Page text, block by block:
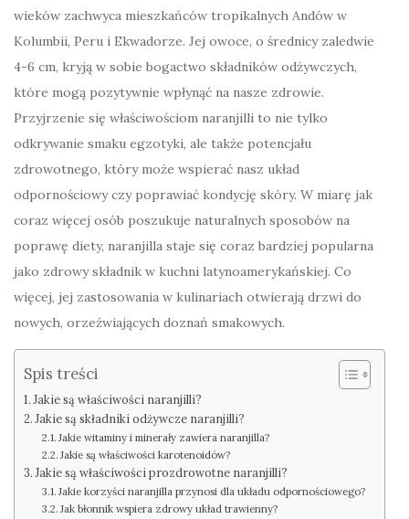
wieków zachwyca mieszkańców tropikalnych Andów w
Kolumbii, Peru i Ekwadorze. Jej owoce, o średnicy zaledwie
4-6 cm, kryją w sobie bogactwo składników odżywczych,
które mogą pozytywnie wpłynąć na nasze zdrowie.
Przyjrzenie się właściwościom naranjilli to nie tylko
odkrywanie smaku egzotyki, ale także potencjału
zdrowotnego, który może wspierać nasz układ
odpornościowy czy poprawiać kondycję skóry. W miarę jak
coraz więcej osób poszukuje naturalnych sposobów na
poprawę diety, naranjilla staje się coraz bardziej popularna
jako zdrowy składnik w kuchni latynoamerykańskiej. Co
więcej, jej zastosowania w kulinariach otwierają drzwi do
nowych, orzeźwiających doznań smakowych.
Spis treści
Jakie są właściwości naranjilli?
Jakie są składniki odżywcze naranjilli?
Jakie witaminy i minerały zawiera naranjilla?
Jakie są właściwości karotenoidów?
Jakie są właściwości prozdrowotne naranjilli?
Jakie korzyści naranjilla przynosi dla układu odpornościowego?
Jak błonnik wspiera zdrowy układ trawienny?